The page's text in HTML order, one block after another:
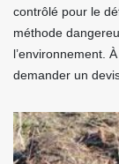
contrôlé pour le
méthode
l’environnement.
demander un